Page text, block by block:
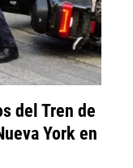
del Tren de
York en